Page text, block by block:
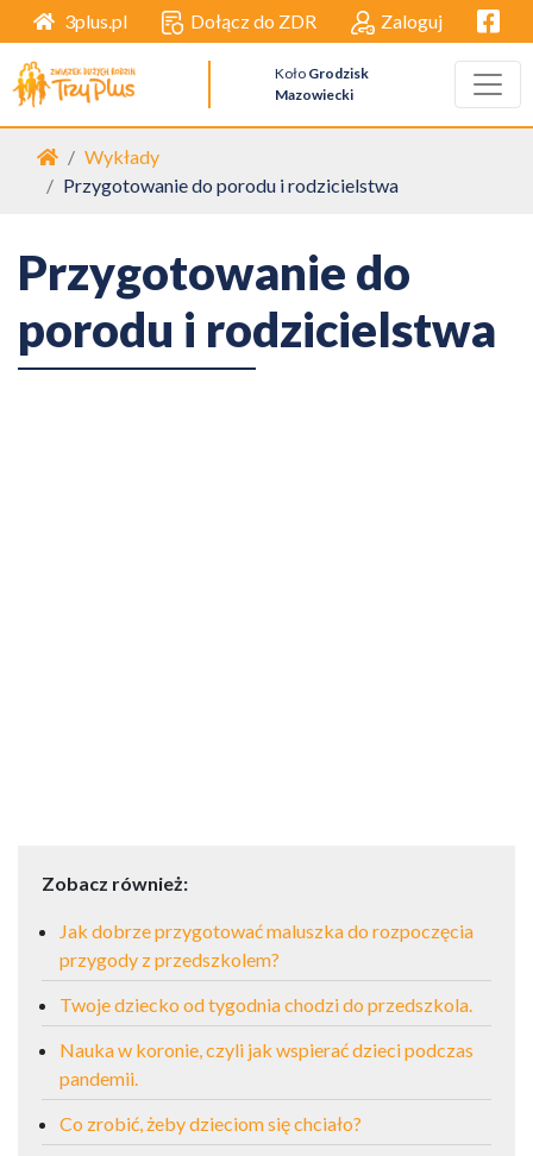
3plus.pl Dołącz do ZDR Zaloguj
Koło Grodzisk
Mazowiecki
Strona główna
Wykłady
Przygotowanie do porodu i rodzicielstwa
Przygotowanie do
porodu i rodzicielstwa
Zobacz również:
Jak dobrze przygotować maluszka do rozpoczęcia
przygody z przedszkolem?
Twoje dziecko od tygodnia chodzi do przedszkola.
Nauka w koronie, czyli jak wspierać dzieci podczas
pandemii.
Co zrobić, żeby dzieciom się chciało?